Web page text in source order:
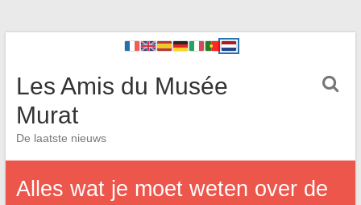
Les Amis du Musée
Murat
De laatste nieuws
Alles wat je moet weten over de